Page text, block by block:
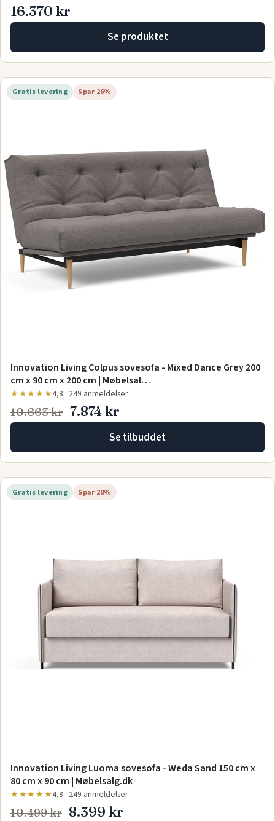
16.370 kr
Se produktet
Gratis levering Spar 26%
Innovation Living Colpus sovesofa - Mixed Dance Grey 200
cm x 90 cm x 200 cm | Møbelsal…
★★★★★4,8 · 249 anmeldelser
10.663 kr 7.874 kr
Se tilbuddet
Gratis levering Spar 20%
Innovation Living Luoma sovesofa - Weda Sand 150 cm x
80 cm x 90 cm | Møbelsalg.dk
★★★★★4,8 · 249 anmeldelser
10.499 kr 8.399 kr